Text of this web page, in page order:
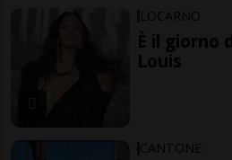
LOCARNO
È il giorno
Louis
CANTONE